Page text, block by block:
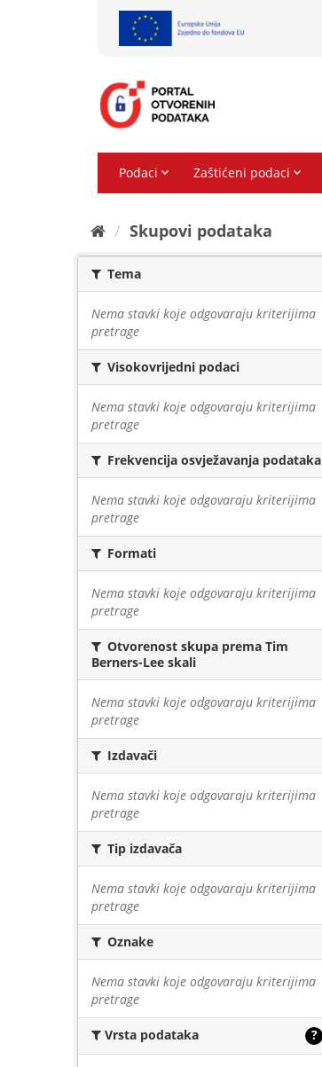
Skupovi podаtаkа
Tema
Nema stavki koje odgovaraju kriterijima
pretrage
Visokovrijedni podaci
Nema stavki koje odgovaraju kriterijima
pretrage
Frekvencija osvježavanja podataka
Nema stavki koje odgovaraju kriterijima
pretrage
Formati
Nema stavki koje odgovaraju kriterijima
pretrage
Otvorenost skupa prema Tim
Berners-Lee skali
Nema stavki koje odgovaraju kriterijima
pretrage
Izdavači
Nema stavki koje odgovaraju kriterijima
pretrage
Tip izdavača
Nema stavki koje odgovaraju kriterijima
pretrage
Oznake
Nema stavki koje odgovaraju kriterijima
pretrage
Vrsta podataka ?